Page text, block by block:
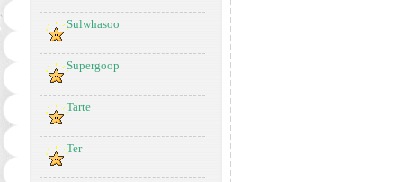
Sulwhasoo
Supergoop
Tarte
Ter